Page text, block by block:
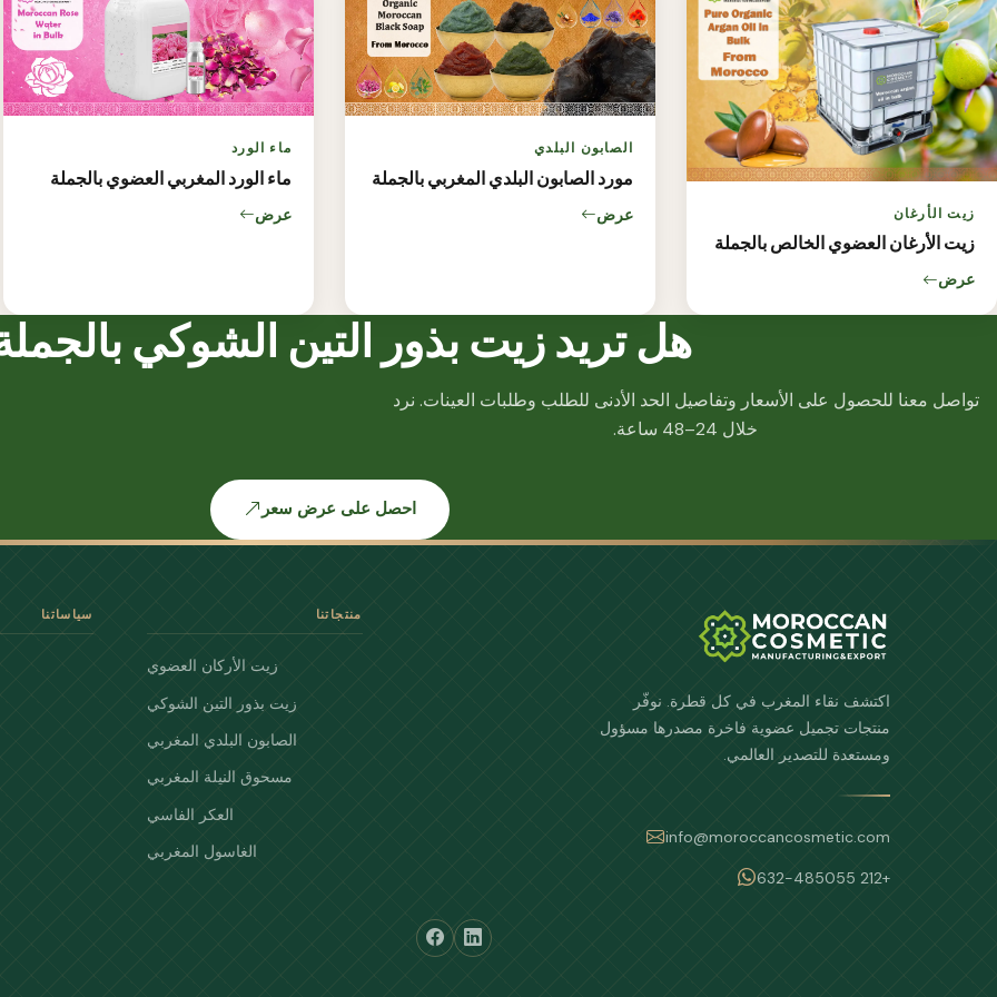
زيت الأرغان
زيت الأرغان العضوي الخالص بالجملة
عرض
الصابون البلدي
مورد الصابون البلدي المغربي بالجملة
عرض
ماء الورد
ماء الورد المغربي العضوي بالجملة
عرض
هل تريد زيت بذور التين الشوكي
تواصل معنا للحصول على الأسعار وتفاصيل الحد الأدنى للطلب وطلبات العينات. نرد
خلال 24–48 ساعة.
احصل على عرض سعر
اكتشف نقاء المغرب في كل قطرة. نوفّر
منتجات تجميل عضوية فاخرة مصدرها مسؤول
ومستعدة للتصدير العالمي.
info@moroccancosmetic.com
+212 632-485055
منتجاتنا
زيت الأركان العضوي
زيت بذور التين الشوكي
الصابون البلدي المغربي
مسحوق النيلة المغربي
العكر الفاسي
الغاسول المغربي
سياساتنا